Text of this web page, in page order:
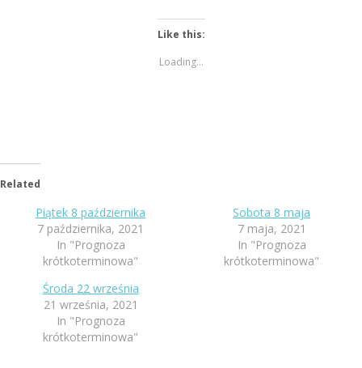
Like this:
Loading...
Related
Piątek 8 października
7 października, 2021
In "Prognoza
krótkoterminowa"
Sobota 8 maja
7 maja, 2021
In "Prognoza
krótkoterminowa"
Środa 22 września
21 września, 2021
In "Prognoza
krótkoterminowa"